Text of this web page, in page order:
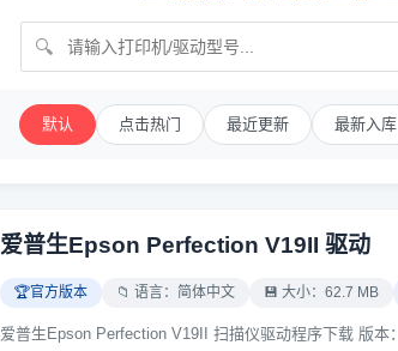
默认 点击热门 最近更新 最新入库
爱普生Epson Perfection V19II 驱动
🏆官方版本 📁 语言：简体中文 💾 大小：62.7 MB